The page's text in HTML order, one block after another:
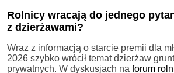
Rolnicy wracają do jednego
z dzierżawami?
Wraz z informacją o starcie premii dla
2026 szybko wrócił temat dzierżaw
prywatnych. W dyskusjach na forum